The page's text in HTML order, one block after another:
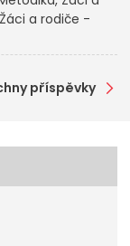
Žáci a rodiče -
příspěvky